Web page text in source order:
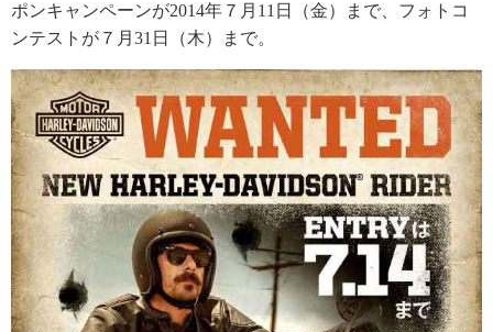
ポンキャンペーンが2014年７月11日（金）まで、フォトコ
ンテストが７月31日（木）まで。